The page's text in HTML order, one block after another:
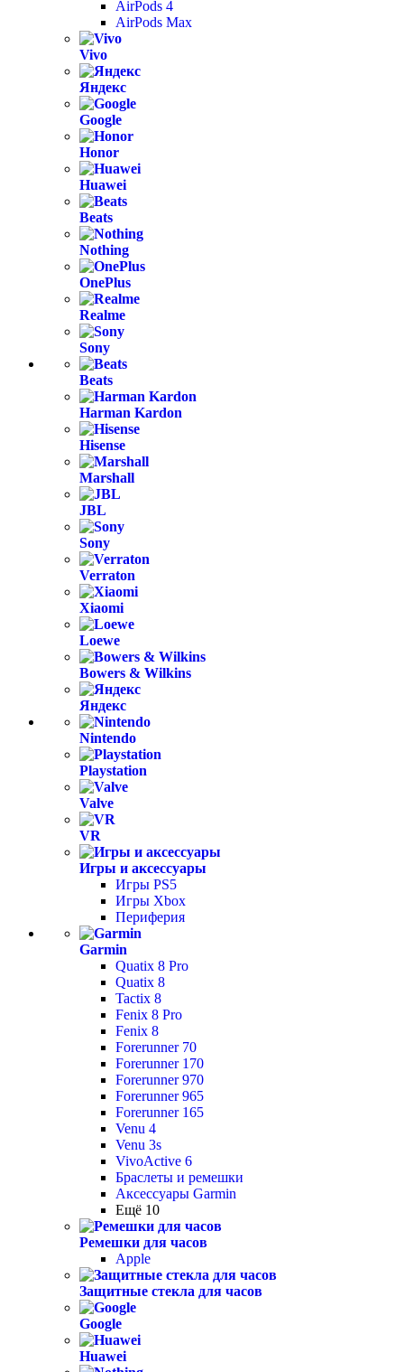
AirPods 4
AirPods Max
Vivo
Яндекс
Google
Honor
Huawei
Beats
Nothing
OnePlus
Realme
Sony
Beats
Harman Kardon
Hisense
Marshall
JBL
Sony
Verraton
Xiaomi
Loewe
Bowers & Wilkins
Яндекс
Nintendo
Playstation
Valve
VR
Игры и аксессуары
Игры PS5
Игры Xbox
Периферия
Garmin
Quatix 8 Pro
Quatix 8
Tactix 8
Fenix 8 Pro
Fenix 8
Forerunner 70
Forerunner 170
Forerunner 970
Forerunner 965
Forerunner 165
Venu 4
Venu 3s
VivoActive 6
Браслеты и ремешки
Аксессуары Garmin
Ещё 10
Ремешки для часов
Apple
Защитные стекла для часов
Google
Huawei